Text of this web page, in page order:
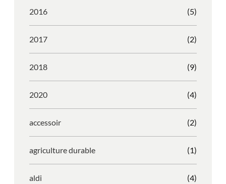
2016 (5)
2017 (2)
2018 (9)
2020 (4)
accessoir (2)
agriculture durable (1)
aldi (4)